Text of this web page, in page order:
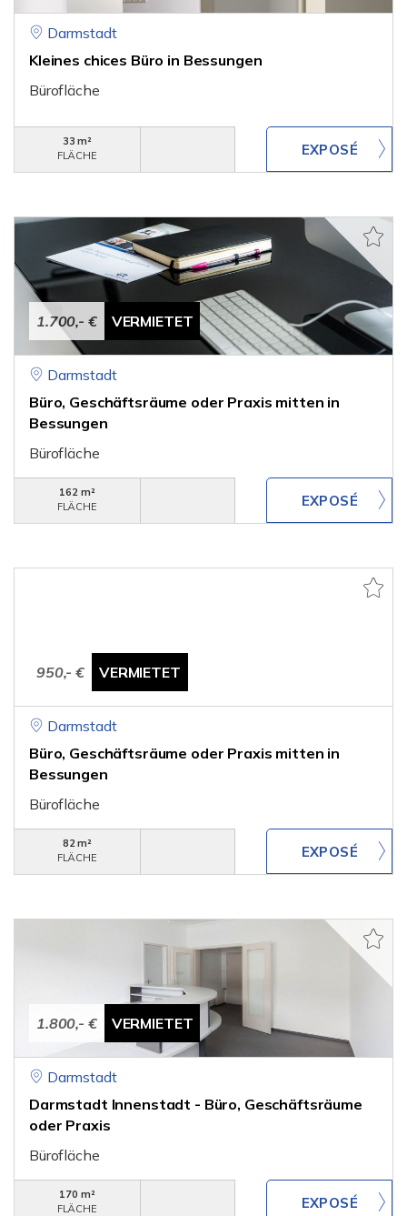
Darmstadt
Kleines chices Büro in Bessungen
Bürofläche
33 m²
FLÄCHE
1.700,- € VERMIETET
Darmstadt
Büro, Geschäftsräume oder Praxis mitten in
Bessungen
Bürofläche
162 m²
FLÄCHE
950,- € VERMIETET
Darmstadt
Büro, Geschäftsräume oder Praxis mitten in
Bessungen
Bürofläche
82 m²
FLÄCHE
1.800,- € VERMIETET
Darmstadt
Darmstadt Innenstadt - Büro, Geschäftsräume
oder Praxis
Bürofläche
170 m²
FLÄCHE